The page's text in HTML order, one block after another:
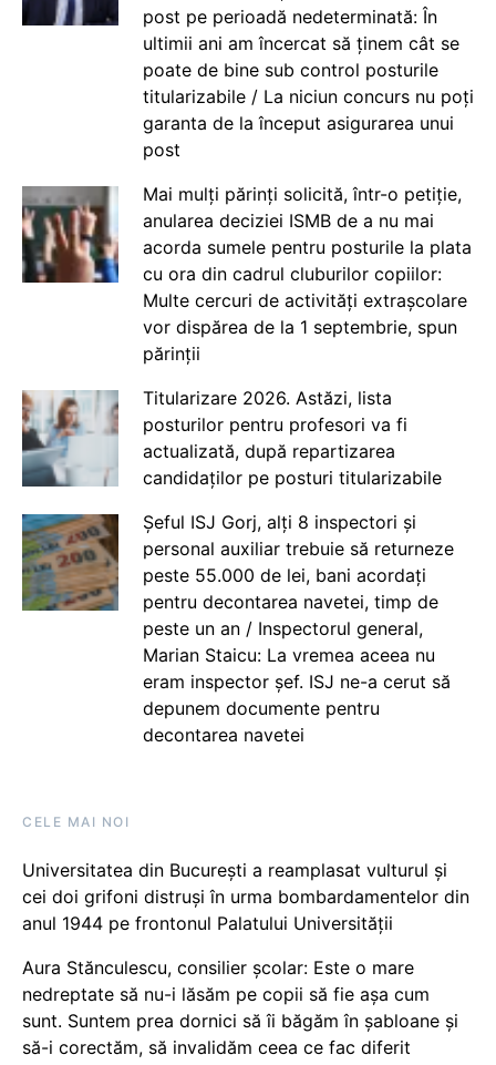
post pe perioadă nedeterminată: În
ultimii ani am încercat să ținem cât se
poate de bine sub control posturile
titularizabile / La niciun concurs nu poți
garanta de la început asigurarea unui
post
Mai mulți părinți solicită, într-o petiție,
anularea deciziei ISMB de a nu mai
acorda sumele pentru posturile la plata
cu ora din cadrul cluburilor copiilor:
Multe cercuri de activități extrașcolare
vor dispărea de la 1 septembrie, spun
părinții
Titularizare 2026. Astăzi, lista
posturilor pentru profesori va fi
actualizată, după repartizarea
candidaților pe posturi titularizabile
Șeful ISJ Gorj, alți 8 inspectori și
personal auxiliar trebuie să returneze
peste 55.000 de lei, bani acordați
pentru decontarea navetei, timp de
peste un an / Inspectorul general,
Marian Staicu: La vremea aceea nu
eram inspector șef. ISJ ne-a cerut să
depunem documente pentru
decontarea navetei
CELE MAI NOI
Universitatea din București a reamplasat vulturul și
cei doi grifoni distruși în urma bombardamentelor din
anul 1944 pe frontonul Palatului Universității
Aura Stănculescu, consilier școlar: Este o mare
nedreptate să nu-i lăsăm pe copii să fie așa cum
sunt. Suntem prea dornici să îi băgăm în șabloane și
să-i corectăm, să invalidăm ceea ce fac diferit